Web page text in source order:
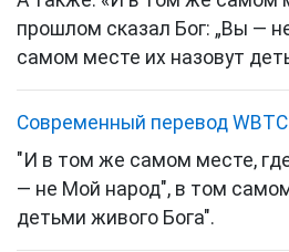
прошлом сказал Бог: „Вы —
самом месте их назовут
Cовременный перевод WBTC
"И в том же самом месте,
— не Мой народ", в том
детьми живого Бога".